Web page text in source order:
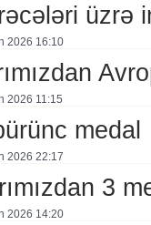
üzrə
2026 16:10
2026 11:15
medal
2026 22:17
3
2026 14:20